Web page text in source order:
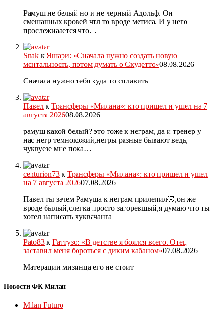
Рамуш не белый но и не черный Адольф. Он
смешанных кровей чтл то вроде метиса. И у него
прослежиаается что…
Snak к Яшари: «Сначала нужно создать новую
ментальность, потом думать о Скудетто»08.08.2026
Сначала нужно тебя куда-то сплавить
Павел к Трансферы «Милана»: кто пришел и ушел на 7
августа 202608.08.2026
рамуш какой белый? это тоже к неграм, да и тренер у
нас негр темнокожий,негры разные бывают ведь,
чуквуезе мне пока…
centurion73 к Трансферы «Милана»: кто пришел и ушел
на 7 августа 202607.08.2026
Павел ты зачем Рамуша к неграм прилепил🤣,он же
вроде былый,слегка просто загоревшый,я думаю что ты
хотел написать чуквачанга
Pato83 к Гаттузо: «В детстве я боялся всего. Отец
заставил меня бороться с диким кабаном»07.08.2026
Матерации мизинца его не стоит
Новости ФК Милан
Milan Futuro